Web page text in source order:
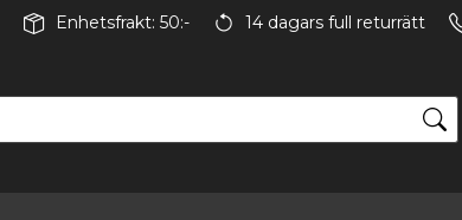
Enhetsfrakt: 50:- 14 dagars full returrätt